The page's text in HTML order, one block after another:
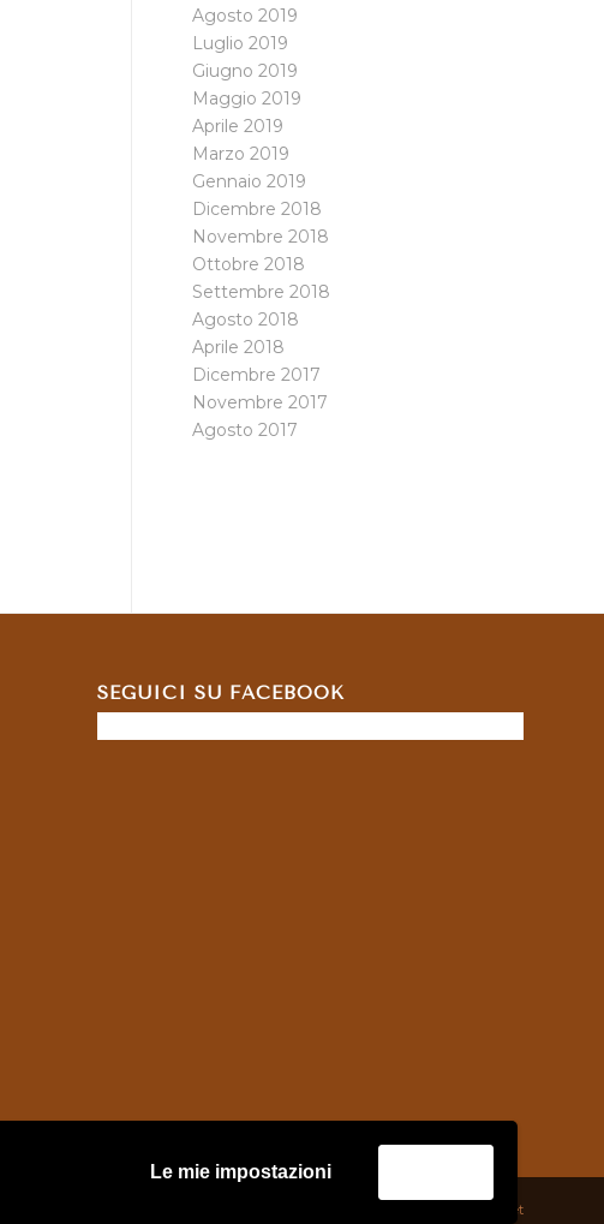
Le mie impostazioni
Agosto 2019
Luglio 2019
Giugno 2019
Maggio 2019
Aprile 2019
Marzo 2019
Gennaio 2019
Dicembre 2018
Novembre 2018
Ottobre 2018
Settembre 2018
Agosto 2018
Aprile 2018
Dicembre 2017
Novembre 2017
Agosto 2017
SEGUICI SU FACEBOOK
Asernet